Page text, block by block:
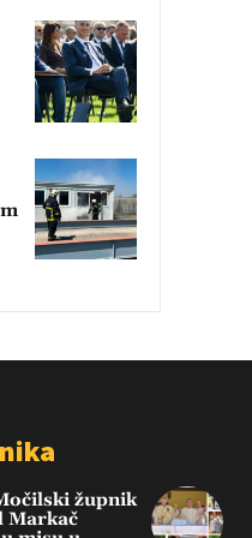
župnik
Markač